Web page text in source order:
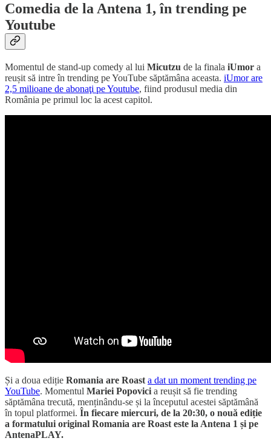
Comedia de la Antena 1, în trending pe
Youtube
Momentul de stand-up comedy al lui Micutzu de la finala iUmor a
reușit să intre în trending pe YouTube săptămâna aceasta. iUmor are
2,5 milioane de abonaţi pe Youtube, fiind produsul media din
România pe primul loc la acest capitol.
Și a doua ediție Romania are Roast a dat un moment trending pe
YouTube. Momentul Mariei Popovici a reușit să fie trending
săptămâna trecută, menținându-se și la începutul acestei săptămână
în topul platformei. În fiecare miercuri, de la 20:30, o nouă ediție
a formatului original Romania are Roast este la Antena 1 și pe
AntenaPLAY.